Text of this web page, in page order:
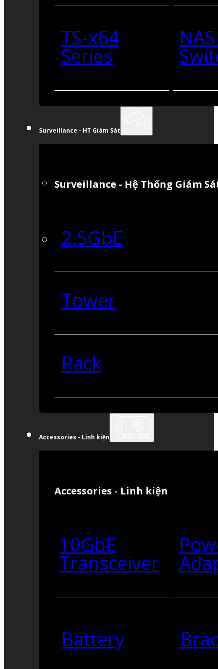
TS-x64
Series
Surveillance - HT Giám Sát
Surveillance - Hệ Thống Giám
2.5GbE
Tower
Rack
Accessories - Linh kiện
Accessories - Linh kiện
10GbE
Transceiver
Battery